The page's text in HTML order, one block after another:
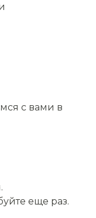
с вами в
еще раз.